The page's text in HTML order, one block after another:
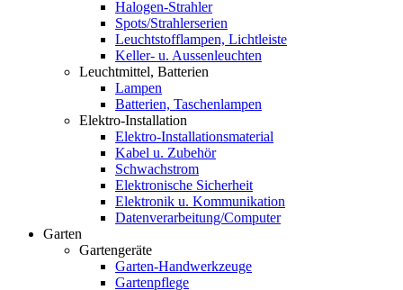
Halogen-Strahler
Spots/Strahlerserien
Leuchtstofflampen, Lichtleiste
Keller- u. Aussenleuchten
Leuchtmittel, Batterien
Lampen
Batterien, Taschenlampen
Elektro-Installation
Elektro-Installationsmaterial
Kabel u. Zubehör
Schwachstrom
Elektronische Sicherheit
Elektronik u. Kommunikation
Datenverarbeitung/Computer
Garten
Gartengeräte
Garten-Handwerkzeuge
Gartenpflege